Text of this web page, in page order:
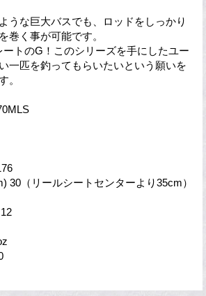
うな巨大バスでも、ロッドをしっかり
巻く事が可能です。
ートのG！このシリーズを手にしたユー
一匹を釣ってもらいたいという願いを
。
30（リールシートセンターより35cm）